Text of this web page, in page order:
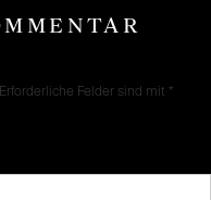
Erforderliche Felder sind mit *